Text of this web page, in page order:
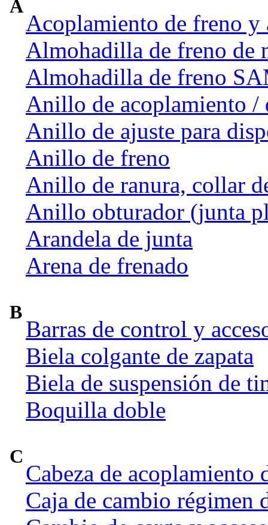
A
Acoplamiento de freno y
Almohadilla de freno de
Almohadilla de freno
Anillo de acoplamiento /
Anillo de ajuste para
Anillo de freno
Anillo de ranura, collar
Anillo obturador (junta
Arandela de junta
Arena de frenado
B
Barras de control y
Biela colgante de zapata
Biela de suspensión de
Boquilla doble
C
Cabeza de acoplamiento
Caja de cambio régimen